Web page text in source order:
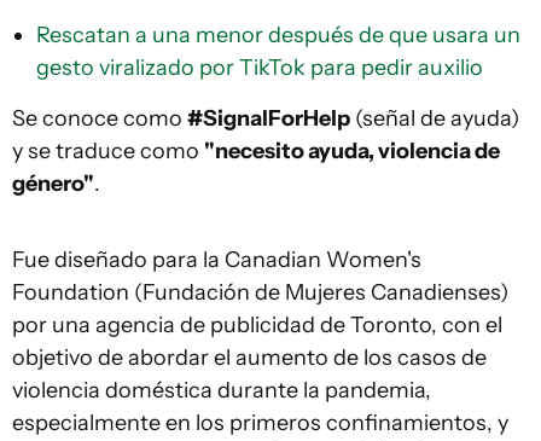
Rescatan a una menor después de que usara un
gesto viralizado por TikTok para pedir auxilio
Se conoce como #SignalForHelp (señal de ayuda)
y se traduce como "necesito ayuda, violencia de
género".
Fue diseñado para la Canadian Women's
Foundation (Fundación de Mujeres Canadienses)
por una agencia de publicidad de Toronto, con el
objetivo de abordar el aumento de los casos de
violencia doméstica durante la pandemia,
especialmente en los primeros confinamientos, y